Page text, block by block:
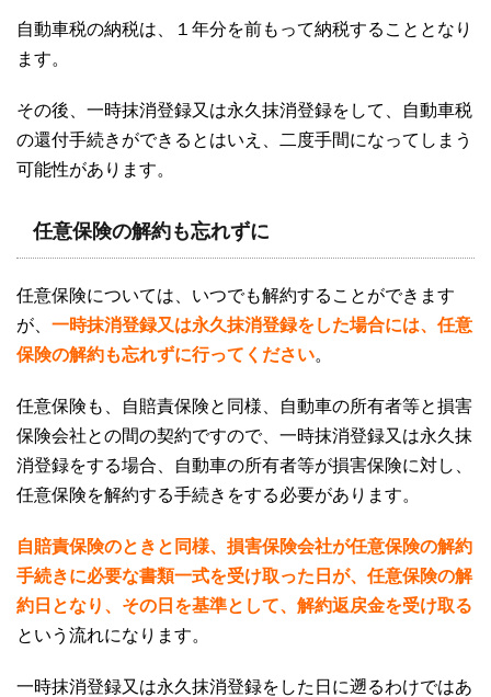
自動車税の納税は、１年分を前もって納税することとなり
ます。
その後、一時抹消登録又は永久抹消登録をして、自動車税
の還付手続きができるとはいえ、二度手間になってしまう
可能性があります。
任意保険の解約も忘れずに
任意保険については、いつでも解約することができます
が、 一時抹消登録又は永久抹消登録をした場合には、任意
保険の解約も忘れずに行ってください。
任意保険も、自賠責保険と同様、自動車の所有者等と損害
保険会社との間の契約ですので、一時抹消登録又は永久抹
消登録をする場合、自動車の所有者等が損害保険に対し、
任意保険を解約する手続きをする必要があります。
自賠責保険のときと同様、損害保険会社が任意保険の解約
手続きに必要な書類一式を受け取った日が、任意保険の解
約日となり、その日を基準として、解約返戻金を受け取る
という流れになります。
一時抹消登録又は永久抹消登録をした日に遡るわけではあ